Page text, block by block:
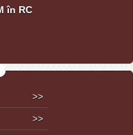
în RC
>>
>>